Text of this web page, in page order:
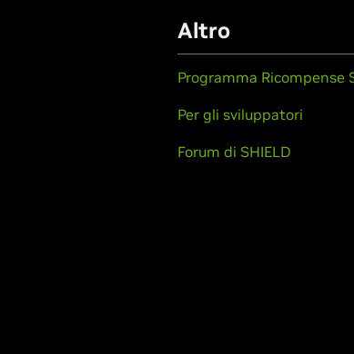
Altro
Programma Ricompense
Per gli sviluppatori
Forum di SHIELD